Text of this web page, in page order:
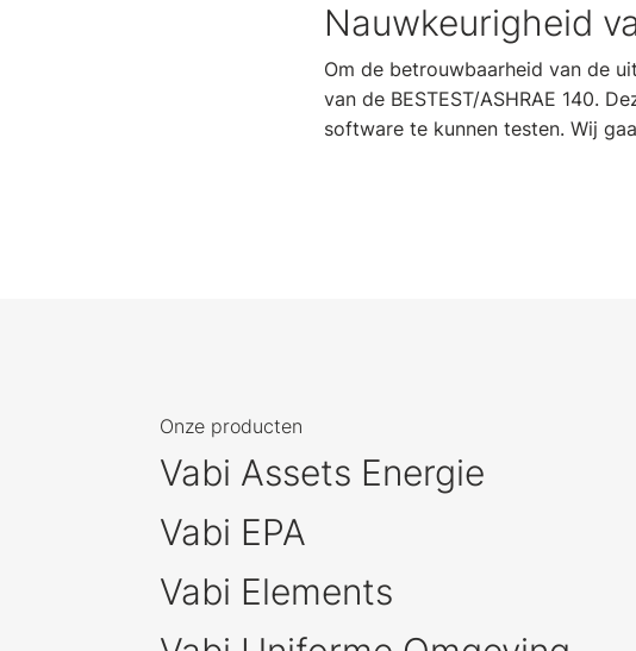
Nauwkeurigheid
Om de betrouwbaarheid van de
van de BESTEST/ASHRAE 140.
software te kunnen testen. Wij
Onze producten
Vabi Assets Energie
Vabi EPA
Vabi Elements